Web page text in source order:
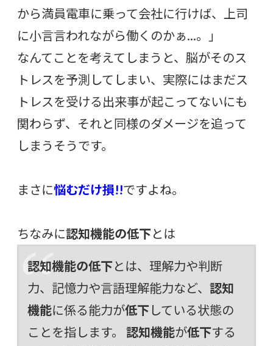
から満員電車に乗って会社に行けば、上司
に小言言われながら働くのかぁ…。」
なんてことを考えてしまうと、脳がそのス
トレスを予測してしまい、実際にはまだス
トレスを受ける出来事が起こってないにも
関わらず、それと同様のダメージを追って
しまうそうです。
まさに悩むだけ損!!ですよね。
ちなみに認知機能の低下とは
認知機能の低下とは、理解力や判断
力、記憶力や言語理解能力など、 認知
機能に係る能力が低下 している状態の
ことを指します。 認知機能が低下する